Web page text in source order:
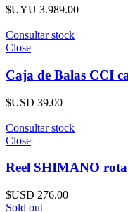
$UYU 3.989.00
Consultar stock
Close
Caja de Balas CCI
$USD 39.00
Consultar stock
Close
Reel SHIMANO
$USD 276.00
Sold out